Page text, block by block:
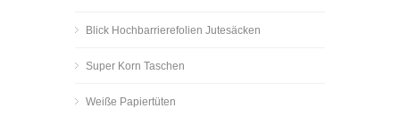
Blick Hochbarrierefolien Jutesäcken
Super Korn Taschen
Weiße Papiertüten